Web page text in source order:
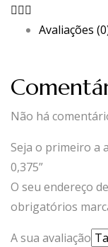
Avaliações
Não há
Seja o primeiro a
0,375”
O seu endereço
obrigatórios
A sua avaliação